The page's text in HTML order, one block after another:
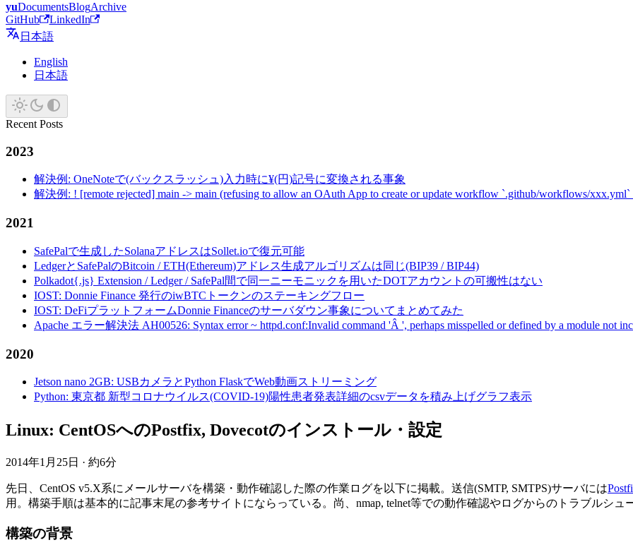
yuDocumentsBlogArchive
GitHub
LinkedIn
日本語
English
日本語
Recent Posts
2023
解決例: OneNoteで(バックスラッシュ)入力時に¥(円)記号に変換される事象
解決例: ! [remote rejected] main -> main (refusing to allow an OAuth App to create or update workflow `.github/workflows/
2021
SafePalで生成したSolanaアドレスはSollet.ioで復元可能
LedgerとSafePalのBitcoin / ETH(Ethereum)アドレス生成アルゴリズムは同じ(BIP39 / BIP44)
Polkadot{.js} Extension / Ledger / SafePal間で同一ニーモニックを用いたDOTアカウントの可搬性はない
IOST: Donnie Finance 発行のiwBTCトークンのステーキングフロー
IOST: DeFiプラットフォームDonnie Financeのサーバダウン事象についてまとめてみた
Apache エラー解決法 AH00526: Syntax error ~ httpd.conf:Invalid command 'Â ', perhaps misspelled or defined by a module not
2020
Jetson nano 2GB: USBカメラとPython FlaskでWeb動画ストリーミング
Python: 東京都 新型コロナウイルス(COVID-19)陽性患者発表詳細のcsvデータを積み上げグラフ表示
Linux: CentOSへのPostfix, Dovecotのインストール・設定
2014年1月25日 · 約6分
先日、CentOS v5.X系にメールサーバを構築・動作確認した際の作業ログを以下に掲載。送信(SMTP, SMTPS)サーバには
用。構築手順は基本的に記事末尾の参考サイトにならっている。尚、nmap, telnet等での動作確認やログからのトラブルシュ
構築の背景